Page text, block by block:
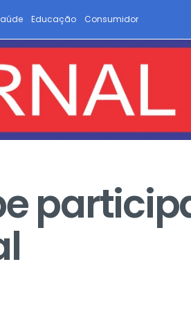
Educação Consumidor